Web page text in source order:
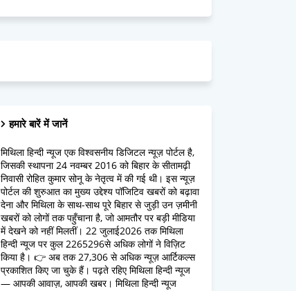
हमारे बारें में जानें
मिथिला हिन्दी न्यूज एक विश्वसनीय डिजिटल न्यूज़ पोर्टल है,
जिसकी स्थापना 24 नवम्बर 2016 को बिहार के सीतामढ़ी
निवासी रोहित कुमार सोनू के नेतृत्व में की गई थी। इस न्यूज़
पोर्टल की शुरुआत का मुख्य उद्देश्य पॉजिटिव खबरों को बढ़ावा
देना और मिथिला के साथ-साथ पूरे बिहार से जुड़ी उन ज़मीनी
खबरों को लोगों तक पहुँचाना है, जो आमतौर पर बड़ी मीडिया
में देखने को नहीं मिलतीं। 22 जुलाई2026 तक मिथिला
हिन्दी न्यूज पर कुल 2265296से अधिक लोगों ने विज़िट
किया है। 👉 अब तक 27,306 से अधिक न्यूज़ आर्टिकल्स
प्रकाशित किए जा चुके हैं। पढ़ते रहिए मिथिला हिन्दी न्यूज
— आपकी आवाज़, आपकी खबर। मिथिला हिन्दी न्यूज